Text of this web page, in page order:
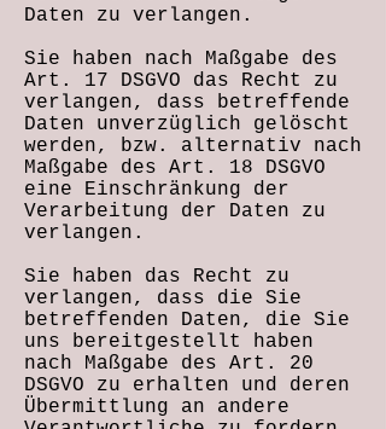
Daten zu verlangen.
Sie haben nach Maßgabe des
Art. 17 DSGVO das Recht zu
verlangen, dass betreffende
Daten unverzüglich gelöscht
werden, bzw. alternativ nach
Maßgabe des Art. 18 DSGVO
eine Einschränkung der
Verarbeitung der Daten zu
verlangen.
Sie haben das Recht zu
verlangen, dass die Sie
betreffenden Daten, die Sie
uns bereitgestellt haben
nach Maßgabe des Art. 20
DSGVO zu erhalten und deren
Übermittlung an andere